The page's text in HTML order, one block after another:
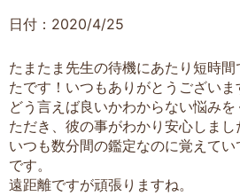
日付：2020/4/25
たまたま先生の待機にあたり短時
たです！いつもありがとうございま
どう言えば良いかわからない悩み
ただき、彼の事がわかり安心しまし
いつも数分間の鑑定なのに覚えて
です。
遠距離ですが頑張りますね。